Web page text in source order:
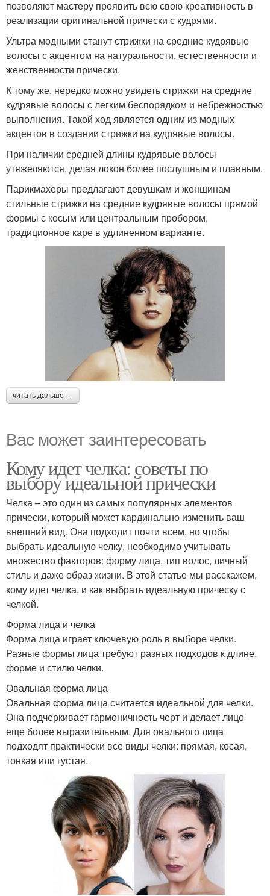
позволяют мастеру проявить всю свою креативность в
реализации оригинальной прически с кудрями.
Ультра модными станут стрижки на средние кудрявые
волосы с акцентом на натуральности, естественности и
женственности прически.
К тому же, нередко можно увидеть стрижки на средние
кудрявые волосы с легким беспорядком и небрежностью
выполнения. Такой ход является одним из модных
акцентов в создании стрижки на кудрявые волосы.
При наличии средней длины кудрявые волосы
утяжеляются, делая локон более послушным и плавным.
Парикмахеры предлагают девушкам и женщинам
стильные стрижки на средние кудрявые волосы прямой
формы с косым или центральным пробором,
традиционное каре в удлиненном варианте.
читать дальше →
Вас может заинтересовать
Кому идет челка: советы по
выбору идеальной прически
Челка – это один из самых популярных элементов
прически, который может кардинально изменить ваш
внешний вид. Она подходит почти всем, но чтобы
выбрать идеальную челку, необходимо учитывать
множество факторов: форму лица, тип волос, личный
стиль и даже образ жизни. В этой статье мы расскажем,
кому идет челка, и как выбрать идеальную прическу с
челкой.
Форма лица и челка
Форма лица играет ключевую роль в выборе челки.
Разные формы лица требуют разных подходов к длине,
форме и стилю челки.
Овальная форма лица
Овальная форма лица считается идеальной для челки.
Она подчеркивает гармоничность черт и делает лицо
еще более выразительным. Для овального лица
подходят практически все виды челки: прямая, косая,
тонкая или густая.